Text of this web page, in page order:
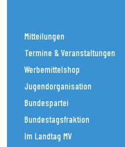
Mitteilungen
Termine & Veranstaltungen
Werbemittelshop
Jugendorganisation
Bundespartei
Bundestagsfraktion
Im Landtag MV